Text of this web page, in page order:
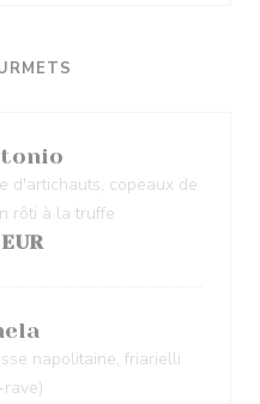
d'artichauts, copeaux de
rôti à la truffe
napolitaine, friarielli